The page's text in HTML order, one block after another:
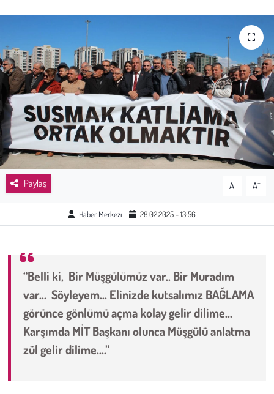
Paylaş A- A+
Haber Merkezi 28.02.2025 - 13:56
“Belli ki, Bir Müşgülümüz var.. Bir Muradım
var... Söyleyem... Elinizde kutsalımız BAĞLAMA
görünce gönlümü açma kolay gelir dilime...
Karşımda MİT Başkanı olunca Müşgülü anlatma
zül gelir dilime....”
Emek
Spor
Çocuk
Kültür Sanat
Bilim - Teknoloji
İnsan Hakları
Hayvan Hakları
Çevre
Galeri
Günün İçinden